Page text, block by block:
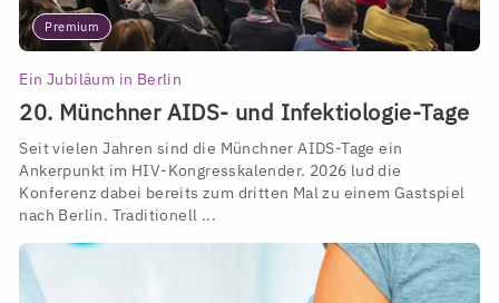
Premium
Ein Jubiläum in Berlin
20. Münchner AIDS- und Infektiologie-Tage
Seit vielen Jahren sind die Münchner AIDS-Tage ein
Ankerpunkt im HIV-Kongresskalender. 2026 lud die
Konferenz dabei bereits zum dritten Mal zu einem Gastspiel
nach Berlin. Traditionell ...